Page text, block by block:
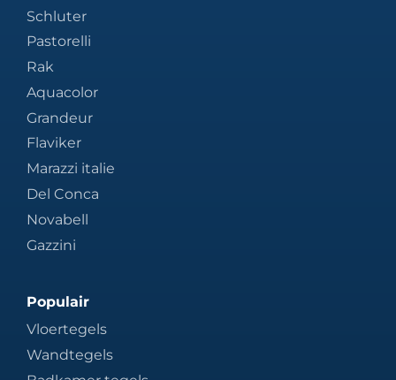
Schluter
Pastorelli
Rak
Aquacolor
Grandeur
Flaviker
Marazzi italie
Del Conca
Novabell
Gazzini
Populair
Vloertegels
Wandtegels